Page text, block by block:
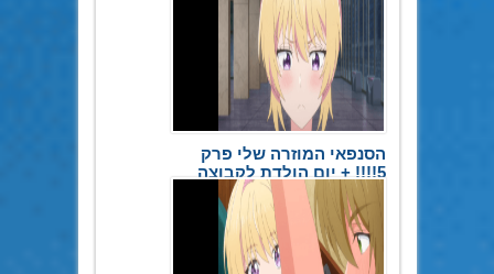
הסנפאי המוזרה שלי פרק
5!!!! + יום הולדת לקבוצה
20 במאי 2026